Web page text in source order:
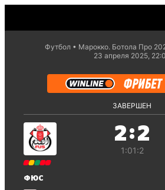
Футбол Марокко. Ботола Про
23 апреля 2025,
ЗАВЕРШЕН
ФЮС
2:2
1:01:2